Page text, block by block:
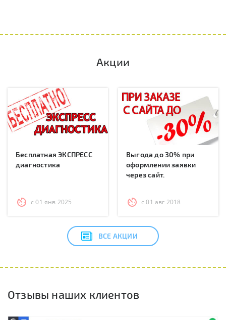
Акции
Бесплатная ЭКСПРЕСС
диагностика
с 01 янв 2025
Выгода до 30% при
оформлении заявки
через сайт.
с 01 авг 2018
ВСЕ АКЦИИ
Отзывы наших клиентов